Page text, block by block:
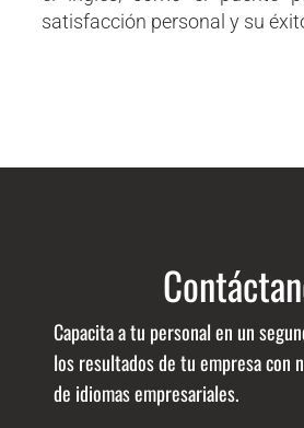
satisfacción personal y su
Capacita a tu personal en un
los resultados de tu empresa con
de idiomas empresariales.